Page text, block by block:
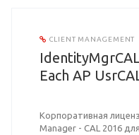
CLIENT MANAGEMENT
Each AP
Корпоративная
Manager - CAL 2016